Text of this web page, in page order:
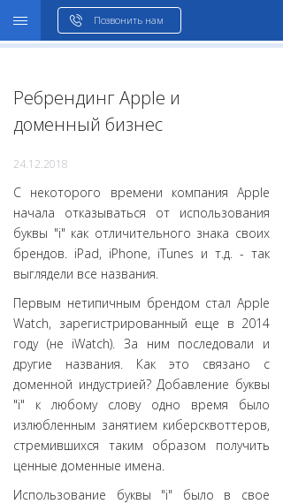
Позвонить нам
Ребрендинг Apple и
доменный бизнес
24.12.2018
С некоторого времени компания Apple
начала отказываться от использования
буквы "i" как отличительного знака своих
брендов. iPad, iPhone, iTunes и т.д. - так
выглядели все названия.
Первым нетипичным брендом стал Apple
Watch, зарегистрированный еще в 2014
году (не iWatch). За ним последовали и
другие названия. Как это связано с
доменной индустрией? Добавление буквы
"i" к любому слову одно время было
излюбленным занятием киберсквоттеров,
стремившихся таким образом получить
ценные доменные имена.
Использование буквы "i" было в свое